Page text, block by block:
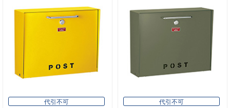
代引不可
代引不可